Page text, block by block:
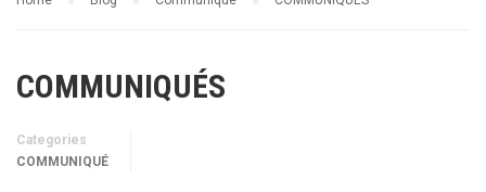
COMMUNIQUÉS
Categories
COMMUNIQUÉ